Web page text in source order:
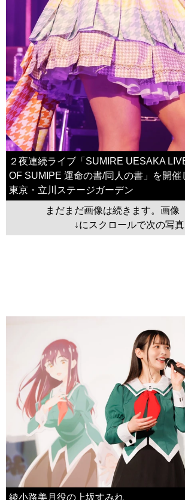
２夜連続ライブ「SUMIRE UESAKA
OF SUMIPE 運命の書/同人の書」を開催
東京・立川ステージガーデン
まだまだ画像は続きます。画像
↓にスクロールで次の写
綾小路美月役の上坂すみれ